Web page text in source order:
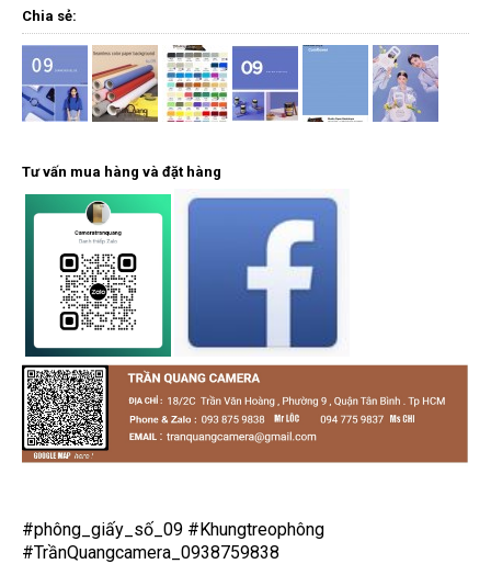
Chia sẻ:
Tư vấn mua hàng và đặt hàng
#phông_giấy_số_09 #Khungtreophông
#TrầnQuangcamera_0938759838